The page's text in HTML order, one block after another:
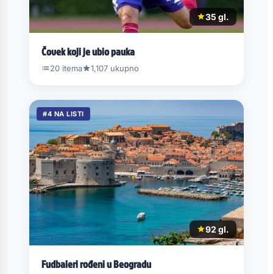
35 gl.
Čovek koji je ubio pauka
20 itema 1,107 ukupno
#4 NA LISTI
92 gl.
Fudbaleri rođeni u Beogradu